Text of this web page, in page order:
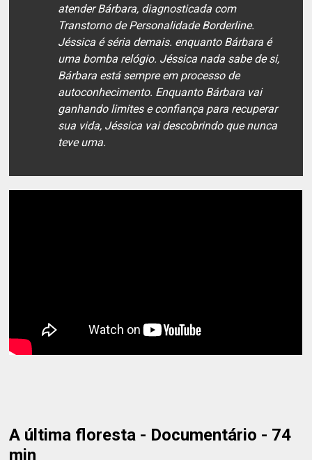
atender Bárbara, diagnosticada com
Transtorno de Personalidade Borderline.
Jéssica é séria demais. enquanto Bárbara é
uma bomba relógio. Jéssica nada sabe de si,
Bárbara está sempre em processo de
autoconhecimento. Enquanto Bárbara vai
ganhando limites e confiança para recuperar
sua vida, Jéssica vai descobrindo que nunca
teve uma.
A última floresta - Documentário - 74
min